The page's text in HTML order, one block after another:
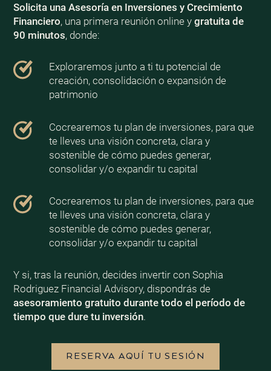
Solicita una Asesoría en Inversiones y Crecimiento
Financiero, una primera reunión online y gratuita de
90 minutos, donde:
Exploraremos junto a ti tu potencial de
creación, consolidación o expansión de
patrimonio
Cocrearemos tu plan de inversiones, para que
te lleves una visión concreta, clara y
sostenible de cómo puedes generar,
consolidar y/o expandir tu capital
Cocrearemos tu plan de inversiones, para que
te lleves una visión concreta, clara y
sostenible de cómo puedes generar,
consolidar y/o expandir tu capital
Y si, tras la reunión, decides invertir con Sophia
Rodriguez Financial Advisory, dispondrás de
asesoramiento gratuito durante todo el período de
tiempo que dure tu inversión.
RESERVA AQUÍ TU SESIÓN